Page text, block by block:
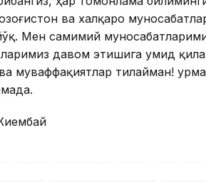
ва халқаро
Мен самимий
давом этишига умид
муваффақиятлар тилайман!